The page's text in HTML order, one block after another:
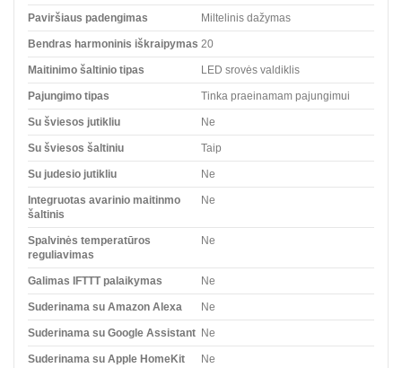
Paviršiaus padengimas Miltelinis dažymas
Bendras harmoninis iškraipymas 20
Maitinimo šaltinio tipas LED srovės valdiklis
Pajungimo tipas Tinka praeinamam pajungimui
Su šviesos jutikliu Ne
Su šviesos šaltiniu Taip
Su judesio jutikliu Ne
Integruotas avarinio maitinmo
šaltinis
Ne
Spalvinės temperatūros
reguliavimas
Ne
Galimas IFTTT palaikymas Ne
Suderinama su Amazon Alexa Ne
Suderinama su Google Assistant Ne
Suderinama su Apple HomeKit Ne